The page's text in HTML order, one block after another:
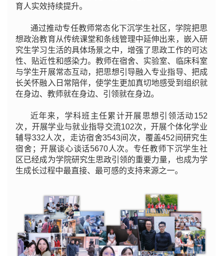
育人实效持续提升。
通过推动专任教师常态化下沉学生社区，学院把思
想政治教育从传统课堂和条线管理中延伸出来，嵌入研
究生学习生活的具体场景之中，增强了思政工作的可达
性、贴近性和感染力。教师在宿舍、实验室、临床科室
与学生开展常态互动，把思想引导融入专业指导、把成
长关怀融入日常陪伴，使学生更加真切地感受到组织就
在身边、教师就在身边、引领就在身边。
近年来，学科班主任累计开展思想引领活动152
次，开展学业与就业指导交流102次，开展个体化学业
辅导332人次，走访宿舍3543间次，覆盖452间研究生
宿舍；开展谈心谈话5670人次。专任教师下沉学生社
区已经成为学院研究生思政引领的重要力量，也成为学
生成长过程中最直接、最可感的支持来源之一。